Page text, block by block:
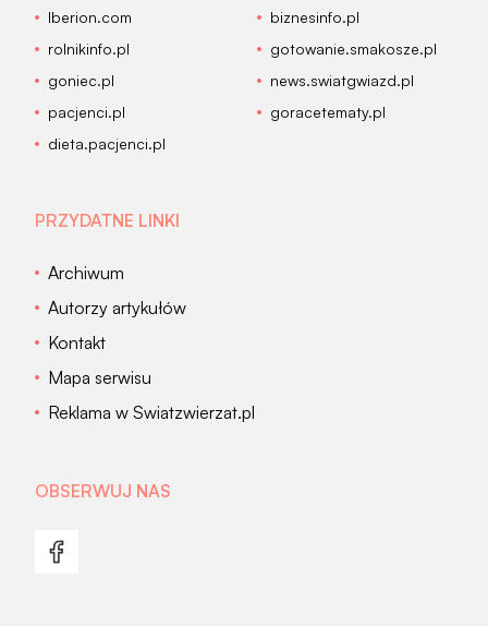
Iberion.com
biznesinfo.pl
rolnikinfo.pl
gotowanie.smakosze.pl
goniec.pl
news.swiatgwiazd.pl
pacjenci.pl
goracetematy.pl
dieta.pacjenci.pl
PRZYDATNE LINKI
Archiwum
Autorzy artykułów
Kontakt
Mapa serwisu
Reklama w Swiatzwierzat.pl
OBSERWUJ NAS